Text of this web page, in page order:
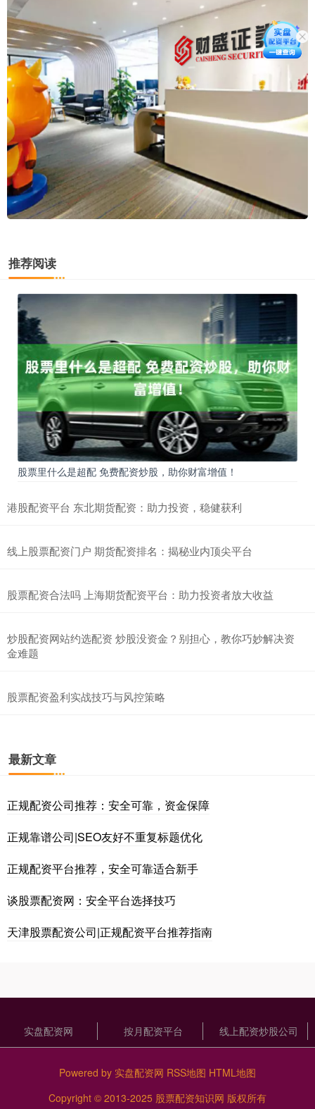
推荐阅读
股票里什么是超配 免费配资炒股，助你财富增值！
港股配资平台 东北期货配资：助力投资，稳健获利
线上股票配资门户 期货配资排名：揭秘业内顶尖平台
股票配资合法吗 上海期货配资平台：助力投资者放大收益
炒股配资网站约选配资 炒股没资金？别担心，教你巧妙解决资
金难题
股票配资盈利实战技巧与风控策略
最新文章
正规配资公司推荐：安全可靠，资金保障
正规靠谱公司|SEO友好不重复标题优化
正规配资平台推荐，安全可靠适合新手
谈股票配资网：安全平台选择技巧
天津股票配资公司|正规配资平台推荐指南
实盘配资网 按月配资平台 线上配资炒股公司
Powered by 实盘配资网 RSS地图 HTML地图
Copyright © 2013-2025 股票配资知识网 版权所有